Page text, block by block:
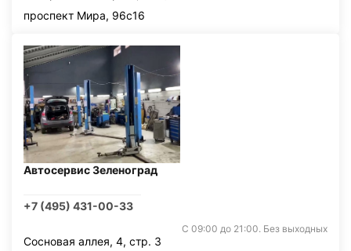
проспект Мира, 96с16
Автосервис Зеленоград
+7 (495) 431-00-33
С 09:00 до 21:00. Без выходных
Сосновая аллея, 4, стр. 3